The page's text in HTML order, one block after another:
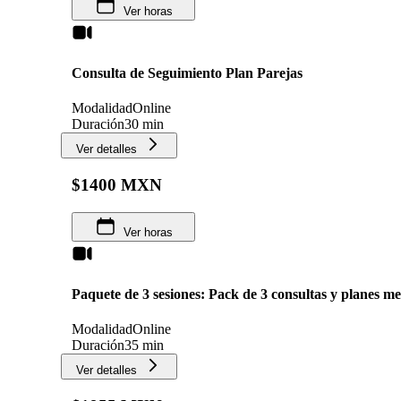
Ver horas
Consulta de Seguimiento Plan Parejas
ModalidadOnline
Duración30 min
Ver detalles
$1400 MXN
Ver horas
Paquete de 3 sesiones: Pack de 3 consultas y planes
ModalidadOnline
Duración35 min
Ver detalles